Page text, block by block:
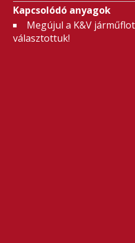
Kapcsolódó anyagok
Megújul a K&V
választottuk!